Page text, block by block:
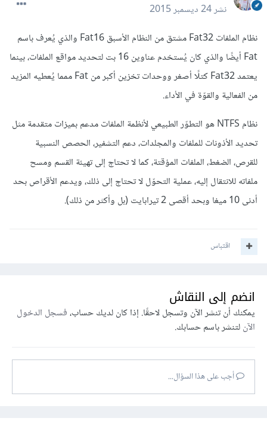
نشر24 ديسمبر 2015
نظام الملفات Fat32 مشتق من النظام الأسبق Fat16 والذي يُعرف باسم
Fat أيضًا والذي كان يُستخدم عناوين 16 بت لتحديد مواقع الملفات، بينما
يعتمد Fat32 كتلًا أصغر ووحدات تخزين أكبر من Fat ممما يُعطيه المزيد
من الفعالية والقوّة في الأداء.
نظام NTFS هو التطوّر الطبيعي لأنظمة الملفات مدعم بميزات متقدمة مثل
تحديد الأذونات للملفات والمجلدات، دعم التشفير، الحصص النسبية
للقرص، الضغط، الملفات المؤقتة، كما لا تحتاج إلى تهيئة القسم ومسح
ملفاته للانتقال إليه، عملية التحوّل لا تحتاج إلى ذلك، ويدعم الأقراص بحد
أدنى 10 ميغا وبحد أقصى 2 تيرابايت (بل وأكثر من ذلك).
اقتباس
انضم إلى النقاش
يمكنك أن تنشر الآن وتسجل لاحقًا. إذا كان لديك حساب،فسجل الدخول
الآنلتنشر باسم حسابك.
أجب على هذا السؤال...